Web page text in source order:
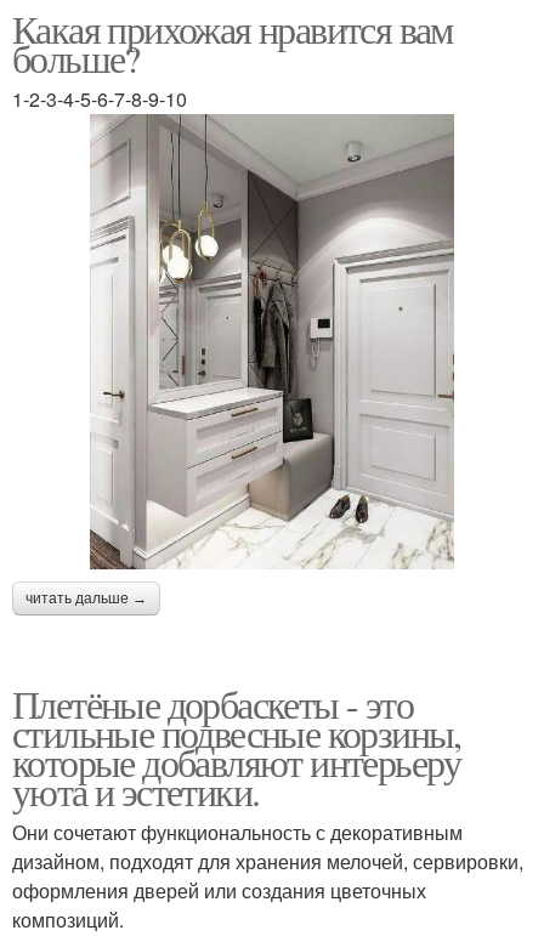
Какая прихожая нравится вам
больше?
1-2-3-4-5-6-7-8-9-10
читать дальше →
Плетёные дорбаскеты - это
стильные подвесные корзины,
которые добавляют интерьеру
уюта и эстетики.
Они сочетают функциональность с декоративным
дизайном, подходят для хранения мелочей, сервировки,
оформления дверей или создания цветочных
композиций.